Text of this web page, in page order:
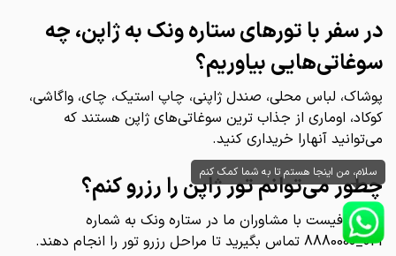
سلام، من اینجا هستم تا به شما کمک کنم
در سفر با تور‌های ستاره ونک به ژاپن، چه
سوغاتی‌هایی بیاوریم؟
پوشاک، لباس محلی، صندل ژاپنی، چاپ استیک، چای، واگاشی،
کوکاد، اوماری از جذاب ترین سوغاتی‌های ژاپن هستند که
می‌توانید آنهارا خریداری کنید.
چطور می‌توانم تور ژاپن را رزرو کنم؟
فقط کافیست با مشاوران ما در ستاره ونک به شماره
021_8880000 تماس بگیرید تا مراحل رزرو تور را انجام دهند.